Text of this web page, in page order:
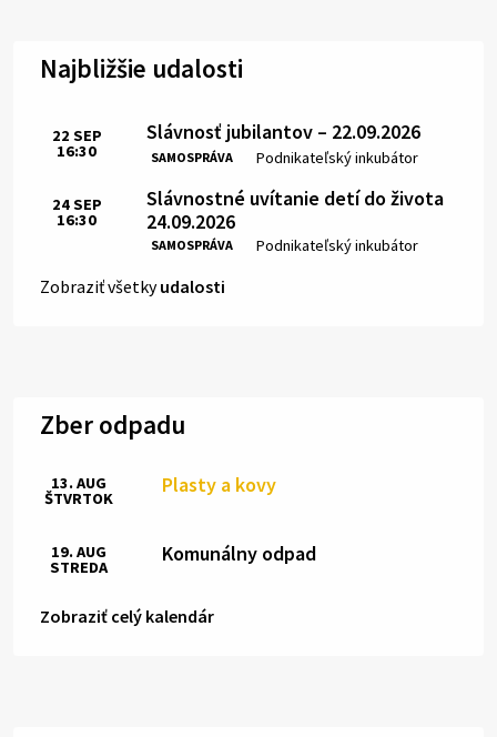
Najbližšie udalosti
Slávnosť jubilantov – 22.09.2026
SAMOSPRÁVA Miesto:
Podnikateľský inkubátor
Čas:
22 SEP
16:30
Slávnostné uvítanie detí do života
24.09.2026
SAMOSPRÁVA Miesto:
Podnikateľský inkubátor
Čas:
24SEP
16:30
Zobraziť všetkyudalosti
Zber odpadu
Plasty a kovy
13. AUG
ŠTVRTOK
Komunálny odpad
19. AUG
STREDA
Zobraziť celý kalendár